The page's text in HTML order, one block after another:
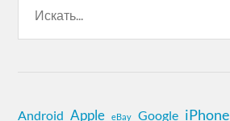
Android Apple eBay Google iPhone